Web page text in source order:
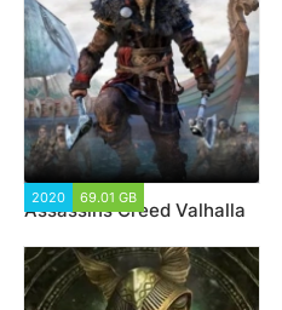
2020 69.01 GB
Assassins Creed Valhalla